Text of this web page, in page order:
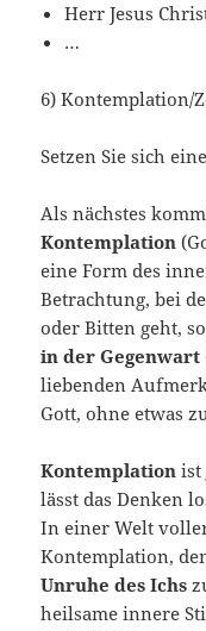
Herr Jesus
…
6) Kontemplation/
Setzen Sie sich
Als nächstes
Kontemplation
eine Form des
Betrachtung, bei
oder Bitten geht,
in der Gegenwart
liebenden
Gott, ohne etwas
Kontemplation ist
lässt das Denken
In einer Welt
Kontemplation,
Unruhe des Ichs
heilsame innere